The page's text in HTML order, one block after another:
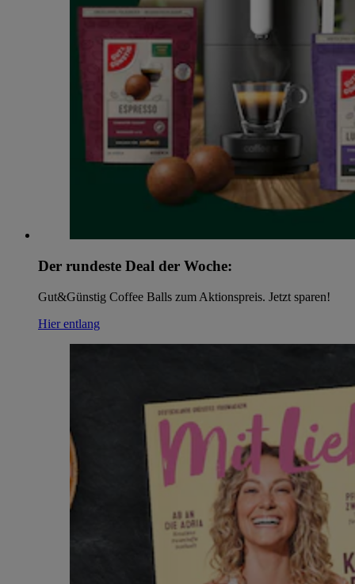
Der rundeste Deal der Woche:
Gut&Günstig Coffee Balls zum Aktionspreis. Jetzt sparen!
Hier entlang